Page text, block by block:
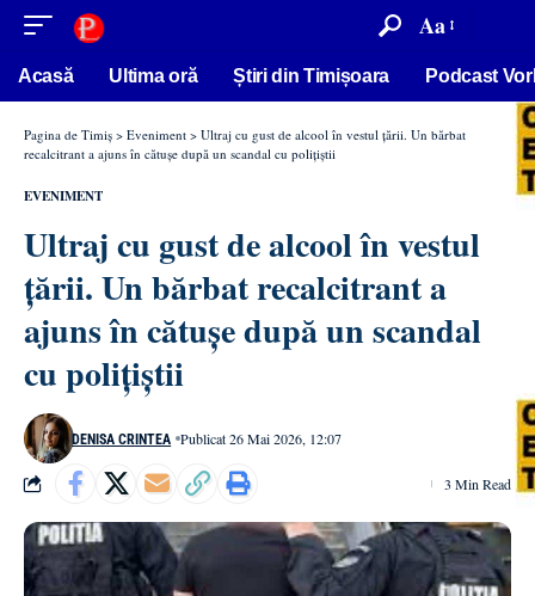
conținut Aa
Acasă Ultima oră Știri din Timișoara Podcast
Pagina de Timiș > Eveniment > Ultraj cu gust de alcool în vestul țării. Un bărbat
recalcitrant a ajuns în cătușe după un scandal cu polițiștii
EVENIMENT
Ultraj cu gust de alcool în vestul
țării. Un bărbat recalcitrant a
ajuns în cătușe după un scandal
cu polițiștii
DENISA CRINTEA Publicat 26 Mai 2026, 12:07
3 Min Read